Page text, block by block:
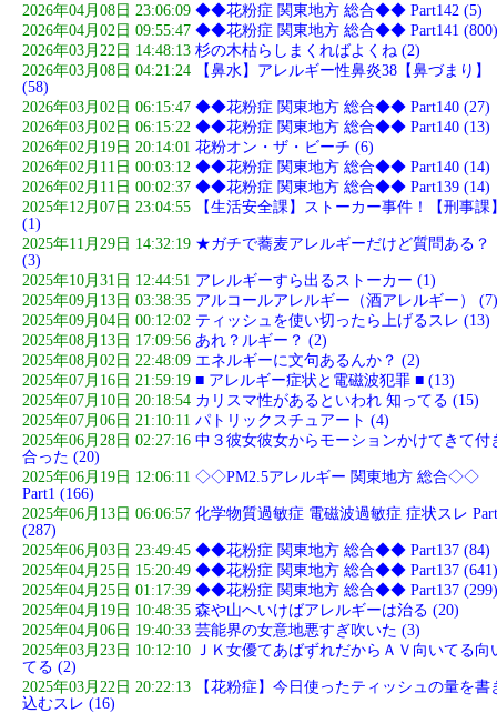
2026年04月08日 23:06:09 ◆◆花粉症 関東地方 総合◆◆ Part142 (5)
2026年04月02日 09:55:47 ◆◆花粉症 関東地方 総合◆◆ Part141 (800)
2026年03月22日 14:48:13 杉の木枯らしまくればよくね (2)
2026年03月08日 04:21:24
【鼻水】アレルギー性鼻炎38【鼻づまり】
(58)
2026年03月02日 06:15:47 ◆◆花粉症 関東地方 総合◆◆ Part140 (27)
2026年03月02日 06:15:22 ◆◆花粉症 関東地方 総合◆◆ Part140 (13)
2026年02月19日 20:14:01 花粉オン・ザ・ビーチ (6)
2026年02月11日 00:03:12 ◆◆花粉症 関東地方 総合◆◆ Part140 (14)
2026年02月11日 00:02:37 ◆◆花粉症 関東地方 総合◆◆ Part139 (14)
2025年12月07日 23:04:55
【生活安全課】ストーカー事件！【刑事課
(1)
2025年11月29日 14:32:19 ★ガチで蕎麦アレルギーだけど質問ある？
(3)
2025年10月31日 12:44:51 アレルギーすら出るストーカー (1)
2025年09月13日 03:38:35 アルコールアレルギー（酒アレルギー） (7)
2025年09月04日 00:12:02 ティッシュを使い切ったら上げるスレ (13)
2025年08月13日 17:09:56 あれ？ルギー？ (2)
2025年08月02日 22:48:09 エネルギーに文句あるんか？ (2)
2025年07月16日 21:59:19 ■ アレルギー症状と電磁波犯罪 ■ (13)
2025年07月10日 20:18:54 カリスマ性があるといわれ 知ってる (15)
2025年07月06日 21:10:11 パトリックスチュアート (4)
2025年06月28日 02:27:16 中３彼女彼女からモーションかけてきて付
合った (20)
2025年06月19日 12:06:11 ◇◇PM2.5アレルギー 関東地方 総合◇◇
Part1 (166)
2025年06月13日 06:06:57 化学物質過敏症 電磁波過敏症 症状スレ
(287)
2025年06月03日 23:49:45 ◆◆花粉症 関東地方 総合◆◆ Part137 (84)
2025年04月25日 15:20:49 ◆◆花粉症 関東地方 総合◆◆ Part137 (641)
2025年04月25日 01:17:39 ◆◆花粉症 関東地方 総合◆◆ Part137 (299)
2025年04月19日 10:48:35 森や山へいけばアレルギーは治る (20)
2025年04月06日 19:40:33 芸能界の女意地悪すぎ吹いた (3)
2025年03月23日 10:12:10 ＪＫ女優てあばずれだからＡＶ向いてる向
てる (2)
2025年03月22日 20:22:13
【花粉症】今日使ったティッシュの量を書
込むスレ (16)